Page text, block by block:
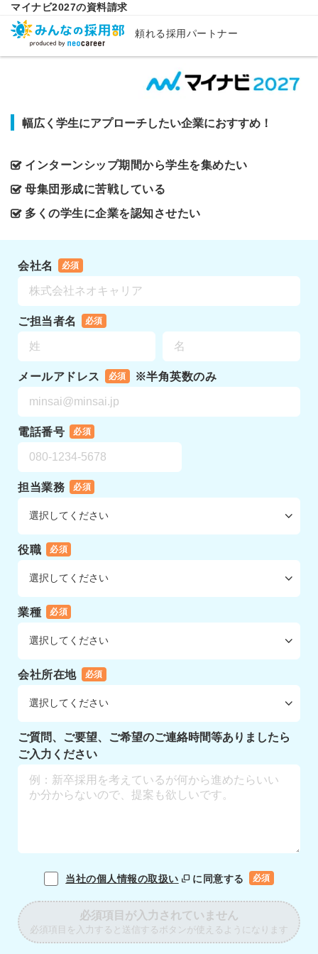
マイナビ2027の資料請求
頼れる採用パートナー
幅広く学生にアプローチしたい企業におすすめ！
インターンシップ期間から学生を集めたい
母集団形成に苦戦している
多くの学生に企業を認知させたい
会社名 必須
ご担当者名 必須
メールアドレス 必須 ※半角英数のみ
電話番号 必須
担当業務 必須
役職 必須
業種 必須
会社所在地 必須
ご質問、ご要望、ご希望のご連絡時間等ありましたら
ご入力ください
当社の個人情報の取扱い に同意する 必須
必須項目が入力されていません
必須項目を入力すると送信するボタンが使えるようになります